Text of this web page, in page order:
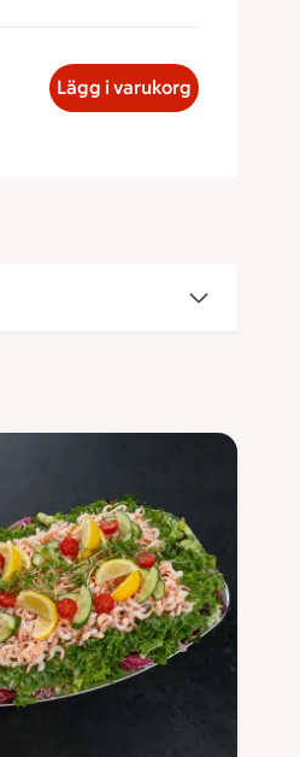
laktos, 93.69 kronor
Lägg i varukorg